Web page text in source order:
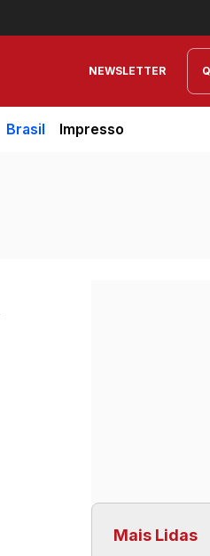
NEWSLETTER
Brasil Impresso
Mais Lidas